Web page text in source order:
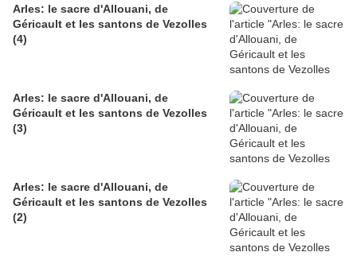
Arles: le sacre d'Allouani, de
Géricault et les santons de Vezolles
(4)
Arles: le sacre d'Allouani, de
Géricault et les santons de Vezolles
(3)
Arles: le sacre d'Allouani, de
Géricault et les santons de Vezolles
(2)